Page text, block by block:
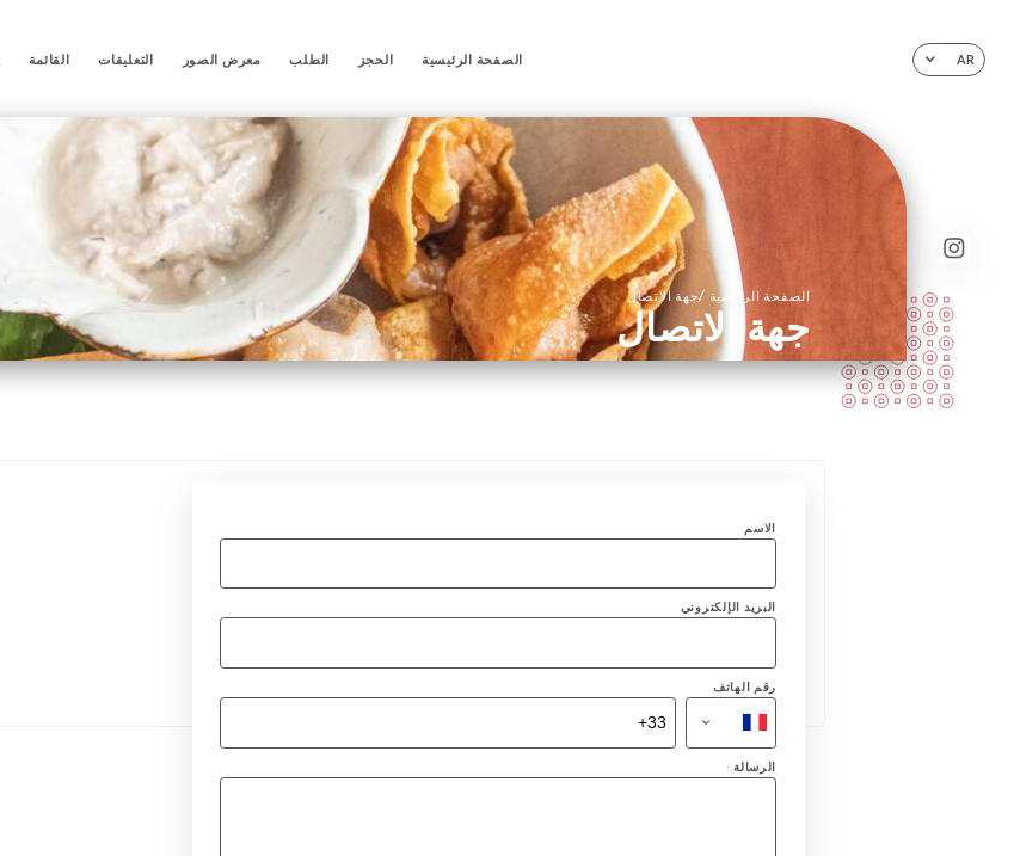
AR الصفحة الرئيسية الحجز الطلب معرض الصور التعليقات القائمة
الصفحة الرئيسية /جهة الاتصال
جهة الاتصال
الاسم
البريد الإلكتروني
رقم الهاتف
الرسالة